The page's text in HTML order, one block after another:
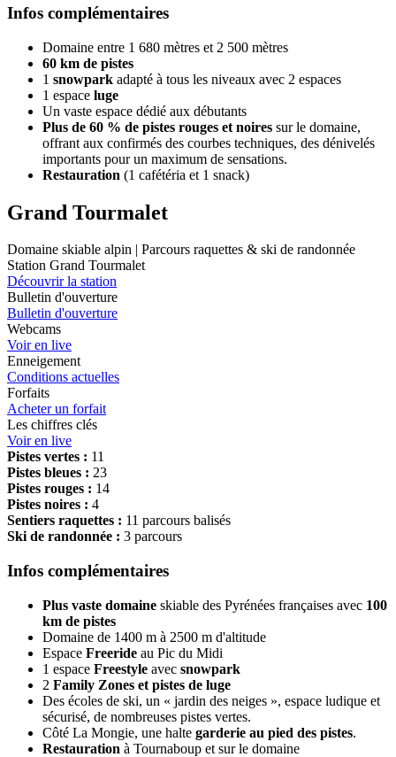
Infos complémentaires
Domaine entre 1 680 mètres et 2 500 mètres
60 km de pistes
1 snowpark adapté à tous les niveaux avec 2 espaces
1 espace luge
Un vaste espace dédié aux débutants
Plus de 60 % de pistes rouges et noires sur le domaine,
offrant aux confirmés des courbes techniques, des dénivelés
importants pour un maximum de sensations.
Restauration (1 cafétéria et 1 snack)
Grand Tourmalet
Domaine skiable alpin | Parcours raquettes & ski de randonnée
Station Grand Tourmalet
Découvrir la station
Bulletin d'ouverture
Bulletin d'ouverture
Webcams
Voir en live
Enneigement
Conditions actuelles
Forfaits
Acheter un forfait
Les chiffres clés
Voir en live
Pistes vertes : 11
Pistes bleues : 23
Pistes rouges : 14
Pistes noires : 4
Sentiers raquettes : 11 parcours balisés
Ski de randonnée : 3 parcours
Infos complémentaires
Plus vaste domaine skiable des Pyrénées françaises avec 100
km de pistes
Domaine de 1400 m à 2500 m d'altitude
Espace Freeride au Pic du Midi
1 espace Freestyle avec snowpark
2 Family Zones et pistes de luge
Des écoles de ski, un « jardin des neiges », espace ludique et
sécurisé, de nombreuses pistes vertes.
Côté La Mongie, une halte garderie au pied des pistes.
Restauration à Tournaboup et sur le domaine